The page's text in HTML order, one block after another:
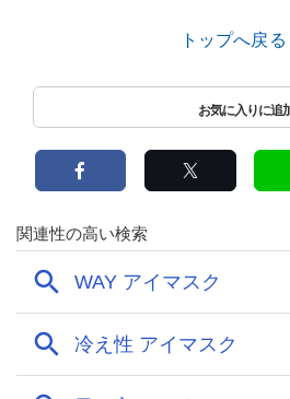
トップへ戻る